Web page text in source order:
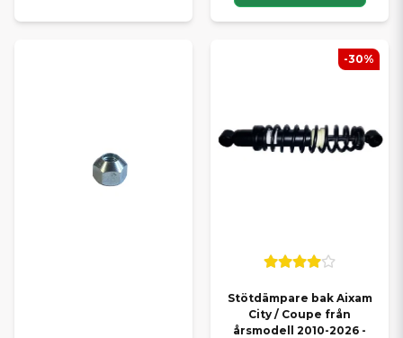
Stötdämpare bak Aixam
City / Coupe från
årsmodell 2010-2026 -
-30%